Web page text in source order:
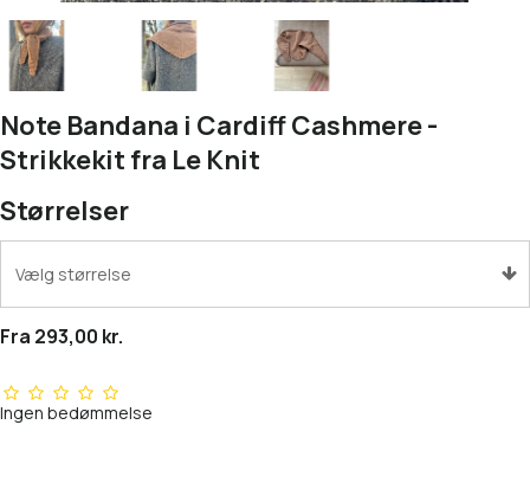
Note Bandana i Cardiff Cashmere -
Strikkekit fra Le Knit
Størrelser
Vælg størrelse
Fra 293,00 kr.
Ingen bedømmelse